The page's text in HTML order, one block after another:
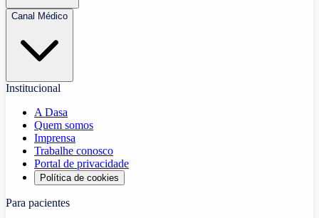
Canal Médico
Institucional
A Dasa
Quem somos
Imprensa
Trabalhe conosco
Portal de privacidade
Política de cookies
Para pacientes